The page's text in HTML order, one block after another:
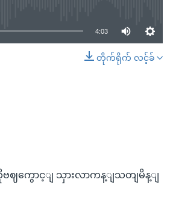
4:03
တိုက်ရိုက် လင့်ခ်
ကိုဗဈကွောင့ျ သှားလာကန့ျသတျမိန့ျ